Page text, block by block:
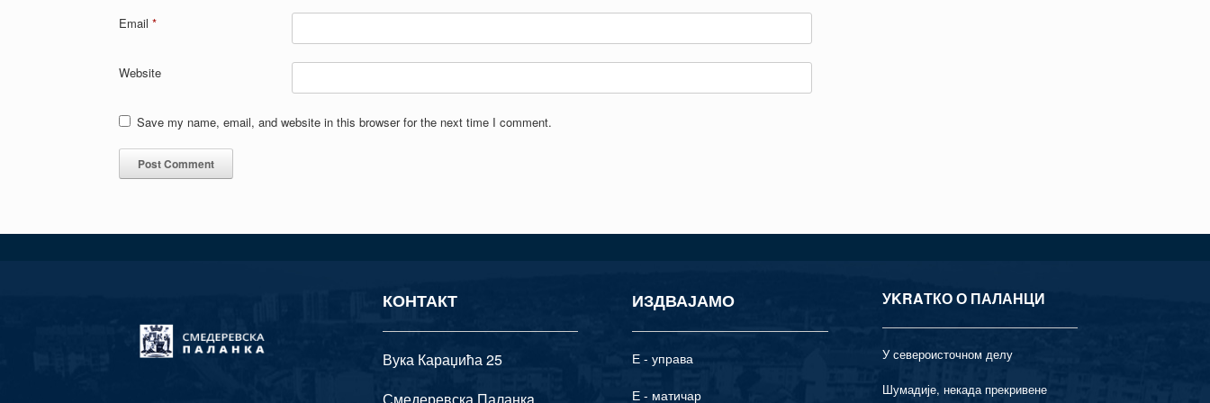
Email *
Website
Save my name, email, and website in this browser for the next time I comment.
КОНТАКТ
Вука Караџића 25
Смедеревска Паланкa
ИЗДВАЈАМО
Е - управа
Е - матичар
УKRAТКО О ПАЛАНЦИ
У североисточном делу
Шумадије, некада прекривене